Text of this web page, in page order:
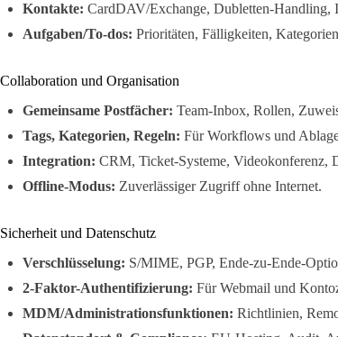
Kontakte: CardDAV/Exchange, Dubletten-Handling,
Aufgaben/To-dos: Prioritäten, Fälligkeiten,
Collaboration und Organisation
Gemeinsame Postfächer: Team-Inbox, Rollen,
Tags, Kategorien, Regeln: Für Workflows und
Integration: CRM, Ticket-Systeme, Videokonferenz,
Offline-Modus: Zuverlässiger Zugriff ohne Internet.
Sicherheit und Datenschutz
Verschlüsselung: S/MIME, PGP, Ende-zu-Ende-
2-Faktor-Authentifizierung: Für Webmail und
MDM/Administrationsfunktionen: Richtlinien,